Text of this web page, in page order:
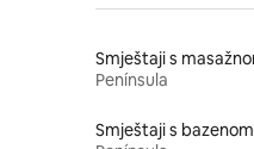
Península
Smještaji s bazenom